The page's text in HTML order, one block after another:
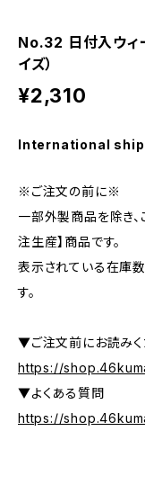
No.32 日付入ウィ
イズ）
¥2,310
International
※ご注文の前に※
一部外製商品を除き
注生産】商品です。
表示されている在庫
す。
▼ご注文前にお読みく
https://
▼よくある質問
https://